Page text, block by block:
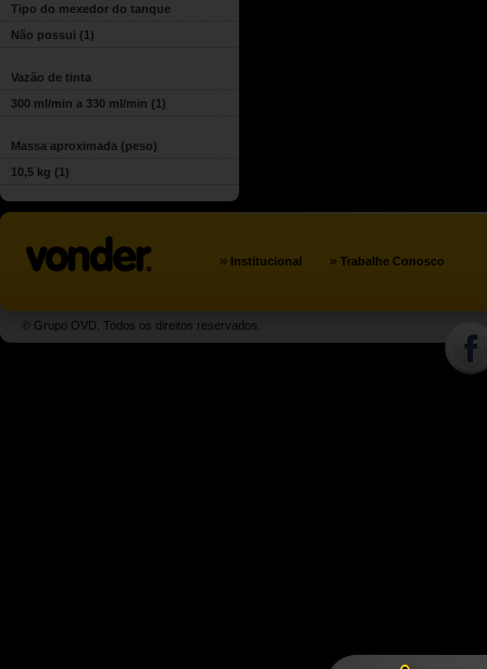
Tipo do mexedor do tanque
Não possui (1)
Vazão de tinta
300 ml/min a 330 ml/min (1)
Massa aproximada (peso)
10,5 kg (1)
» Institucional » Trabalhe Conosco
© Grupo OVD. Todos os direitos reservados.